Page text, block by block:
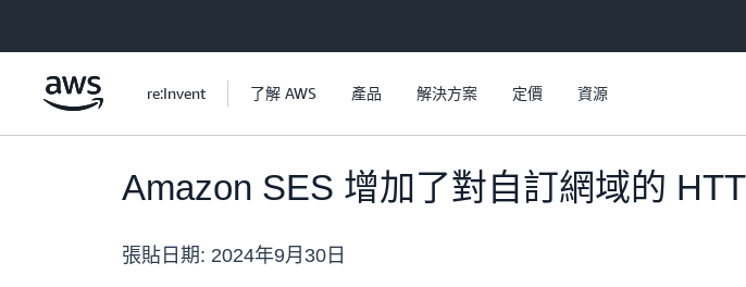
re:Invent 了解 AWS 產品 解決方案 定價 資源
Amazon SES 增加了對自訂網域的
張貼日期: 2024年9月30日